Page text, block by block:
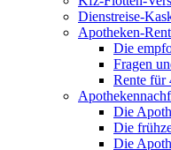
Dienstreise-
Apotheken-
Die
Fragen
Rente für
Die
Die
Die